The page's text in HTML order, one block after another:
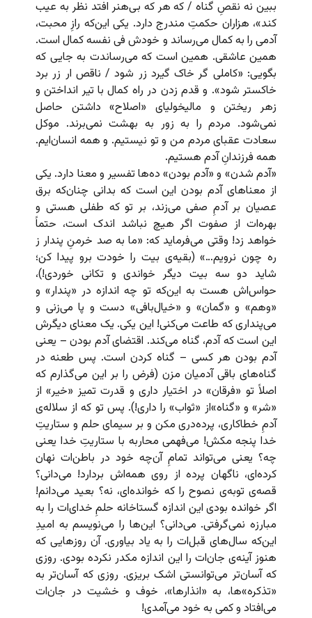
ببین نه نقصِ گناه / که هر که بی‌هنر افتد نظر به عیب
کند»، هزاران حکمتِ مندرج دارد. یکی این‌که رازِ محبت،
آدمی را به کمال می‌رساند و خودش فی نفسه کمال است.
همین عاشقی. همین است که می‌رساندت به جایی که
بگویی: «کاملی گر خاک گیرد زر شود / ناقص ار زر برد
خاکستر شود». و قدم زدن در راه کمال با تیر انداختن و
زهر ریختن و مالیخولیای «اصلاح» داشتن حاصل
نمی‌شود. مردم را به زور به بهشت نمی‌برند. موکل
سعادت عقبای مردم من و تو نیستیم. و همه انسان‌‌ایم.
همه فرزندانِ آدم هستیم.
«آدم شدن» و «آدم بودن» ده‌ها تفسیر و معنا دارد. یکی
از معناهای آدم بودن این است که بدانی چنان‌که برق
عصیان بر آدمِ‌ صفی می‌زند، بر تو که طفلی هستی و
بهره‌ات از صفوت اگر هیچ نباشد اندک است، حتماً
خواهد زد! وقتی می‌فرماید که: «ما به صد خرمنِ‌ پندار ز
ره چون نرویم…» (بقیه‌ی بیت را خودت برو پیدا کن؛
شاید دو سه بیت دیگر خواندی و تکانی خوردی!)،
حواس‌اش هست به این‌که تو چه اندازه در «پندار» و
«وهم» و «گمان»‌ و «خیال‌بافی» دست و پا می‌زنی و
می‌پنداری که طاعت می‌کنی! این یکی. یک معنای دیگرش
این است که آدم، گناه می‌کند. اقتضای آدم بودن – یعنی
آدم بودن هر کسی – گناه کردن است. پس طعنه در
گناه‌های باقی آدمیان مزن (فرض را بر این می‌گذارم که
اصلاً تو «فرقان» در اختیار داری و قدرت تمیز «خیر» از
«شر» و «گناه»‌از «ثواب» را داری!). پس تو که از سلاله‌ی
آدمِ‌ خطاکاری، پرده‌دری مکن و بر سیمای حلم و ستاریتِ
خدا پنجه مکش! می‌فهمی محاربه با ستاریتِ خدا یعنی
چه؟ یعنی می‌تواند تمامِ آن‌چه خود در باطن‌ات نهان
کرده‌ای، ناگهان پرده از روی همه‌اش بردارد! می‌دانی؟
قصه‌ی توبه‌ی نصوح را که خوانده‌ای، نه؟ بعید می‌دانم!
اگر خوانده بودی این‌ اندازه گستاخانه حلمِ خدای‌ات را به
مبارزه نمی‌گرفتی. می‌دانی؟ این‌ها را می‌نویسم به امیدِ
این‌که سال‌های قبل‌ات را به یاد بیاوری. آن روزهایی که
هنوز آینه‌ی جان‌ات را این اندازه مکدر نکرده بودی. روزی
که آسان‌تر می‌توانستی اشک بریزی. روزی که آسان‌تر به
«تذکره»‌ها، به «انذارها»، خوف و خشیت در جان‌ات
می‌افتاد و کمی به خود می‌آمدی!